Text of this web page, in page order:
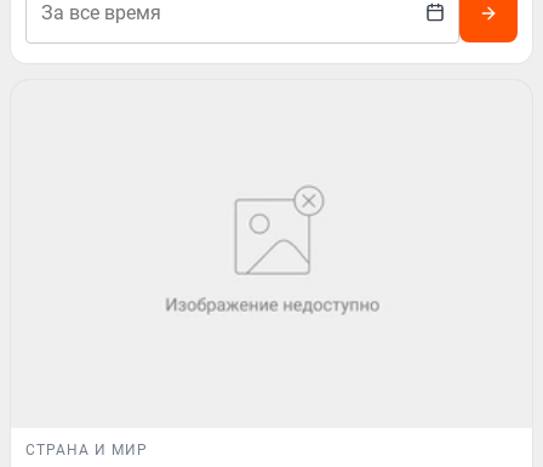
СТРАНА И МИР